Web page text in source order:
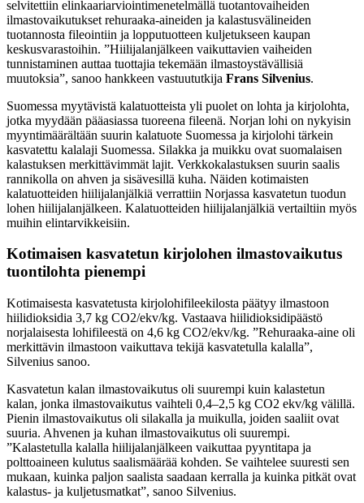
selvitettiin elinkaariarviointimenetelmällä tuotantovaiheiden
ilmastovaikutukset rehuraaka-aineiden ja kalastusvälineiden
tuotannosta fileointiin ja lopputuotteen kuljetukseen kaupan
keskusvarastoihin. ”Hiilijalanjälkeen vaikuttavien vaiheiden
tunnistaminen auttaa tuottajia tekemään ilmastoystävällisiä
muutoksia”, sanoo hankkeen vastuututkija Frans Silvenius.
Suomessa myytävistä kalatuotteista yli puolet on lohta ja kirjolohta,
jotka myydään pääasiassa tuoreena fileenä. Norjan lohi on nykyisin
myyntimäärältään suurin kalatuote Suomessa ja kirjolohi tärkein
kasvatettu kalalaji Suomessa. Silakka ja muikku ovat suomalaisen
kalastuksen merkittävimmät lajit. Verkkokalastuksen suurin saalis
rannikolla on ahven ja sisävesillä kuha. Näiden kotimaisten
kalatuotteiden hiilijalanjälkiä verrattiin Norjassa kasvatetun tuodun
lohen hiilijalanjälkeen. Kalatuotteiden hiilijalanjälkiä vertailtiin myös
muihin elintarvikkeisiin.
Kotimaisen kasvatetun kirjolohen ilmastovaikutus
tuontilohta pienempi
Kotimaisesta kasvatetusta kirjolohifileekilosta päätyy ilmastoon
hiilidioksidia 3,7 kg CO2/ekv/kg. Vastaava hiilidioksidipäästö
norjalaisesta lohifileestä on 4,6 kg CO2/ekv/kg. ”Rehuraaka-aine oli
merkittävin ilmastoon vaikuttava tekijä kasvatetulla kalalla”,
Silvenius sanoo.
Kasvatetun kalan ilmastovaikutus oli suurempi kuin kalastetun
kalan, jonka ilmastovaikutus vaihteli 0,4–2,5 kg CO2 ekv/kg välillä.
Pienin ilmastovaikutus oli silakalla ja muikulla, joiden saaliit ovat
suuria. Ahvenen ja kuhan ilmastovaikutus oli suurempi.
”Kalastetulla kalalla hiilijalanjälkeen vaikuttaa pyyntitapa ja
polttoaineen kulutus saalismäärää kohden. Se vaihtelee suuresti sen
mukaan, kuinka paljon saalista saadaan kerralla ja kuinka pitkät ovat
kalastus- ja kuljetusmatkat”, sanoo Silvenius.